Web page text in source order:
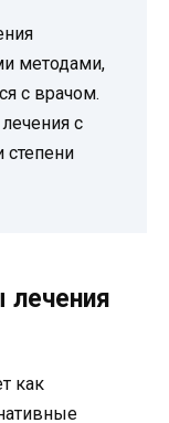
методами,
с врачом.
с
степени
как